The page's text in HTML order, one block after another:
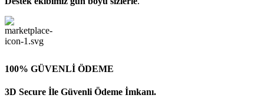
100% GÜVENLİ ÖDEME
3D Secure İle Güvenli Ödeme İmkanı.